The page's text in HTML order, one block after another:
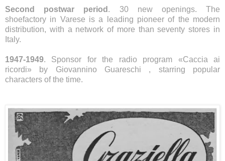
Second postwar period . 30 new openings. The
shoefactory in Varese is a leading pioneer of the modern
distribution, with a network of more than seventy stores in
Italy.
1947-1949. Sponsor for the radio program «Caccia ai
ricordi» by Giovannino Guareschi , starring popular
characters of the time.